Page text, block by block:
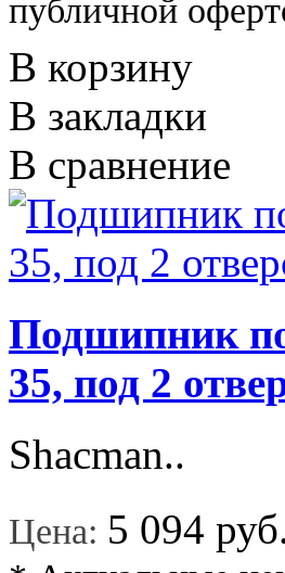
публичной
В корзину
В закладки
В сравнение
Подшипник
35, под 2
Shacman..
Цена: 5 094